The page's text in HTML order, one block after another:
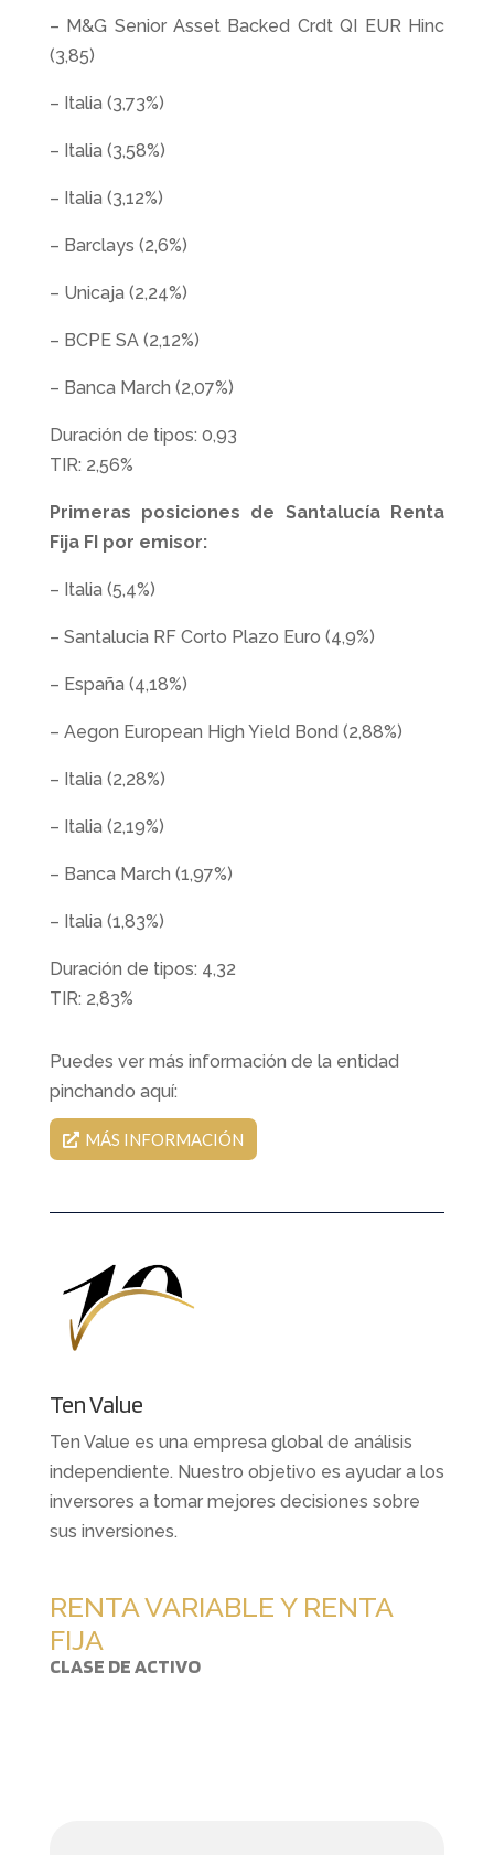
– M&G Senior Asset Backed Crdt QI EUR Hinc
(3,85)
– Italia (3,73%)
– Italia (3,58%)
– Italia (3,12%)
– Barclays (2,6%)
– Unicaja (2,24%)
– BCPE SA (2,12%)
– Banca March (2,07%)
Duración de tipos: 0,93
TIR: 2,56%
Primeras posiciones de Santalucía Renta
Fija FI por emisor:
– Italia (5,4%)
– Santalucia RF Corto Plazo Euro (4,9%)
– España (4,18%)
– Aegon European High Yield Bond (2,88%)
– Italia (2,28%)
– Italia (2,19%)
– Banca March (1,97%)
– Italia (1,83%)
Duración de tipos: 4,32
TIR: 2,83%
Puedes ver más información de la entidad
pinchando aquí:
MÁS INFORMACIÓN
Ten Value
Ten Value es una empresa global de análisis
independiente. Nuestro objetivo es ayudar a los
inversores a tomar mejores decisiones sobre
sus inversiones.
RENTA VARIABLE Y RENTA
FIJA
CLASE DE ACTIVO